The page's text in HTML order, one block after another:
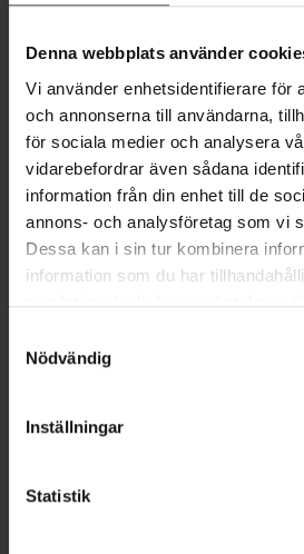
Denna webbplats använder
Vi använder enhetsidentifierare för
och annonserna till användarna,
för sociala medier och analysera
vidarebefordrar även sådana
information från din enhet till de
annons- och analysföretag som vi
Dessa kan i sin tur kombinera
information som du har
samlat in när du har använt deras
återkalla ditt samtycke via
cookieinställningar. Ett återkallat
lagligheten av behandling som
Nödvändig
Inställningar
Statistik
hyaluronsyra och ceramider
huden att bevara fukt och
känsla. Den krämiga men
formulan ger en mjuk och
Denna solkräm till ansiktet
daglig användning och
särskilt känslig hud.
Jämförpris 5,98 kr /ml
EAN:08809782554464
Kategorier:
Innehåll